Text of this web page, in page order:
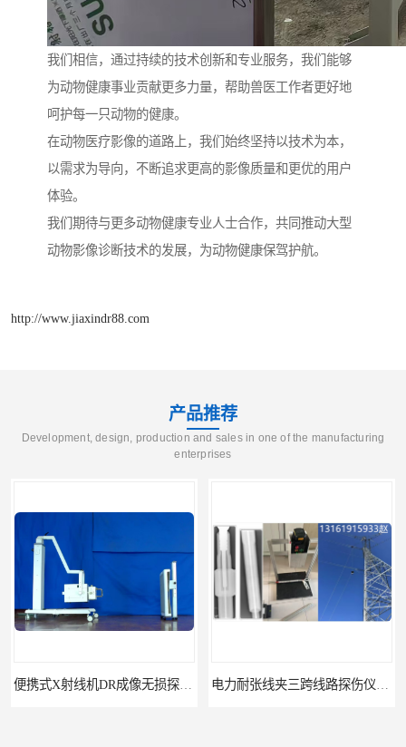
我们相信，通过持续的技术创新和专业服务，我们能够
为动物健康事业贡献更多力量，帮助兽医工作者更好地
呵护每一只动物的健康。
在动物医疗影像的道路上，我们始终坚持以技术为本，
以需求为导向，不断追求更高的影像质量和更优的用户
体验。
我们期待与更多动物健康专业人士合作，共同推动大型
动物影像诊断技术的发展，为动物健康保驾护航。
http://www.jiaxindr88.com
产品推荐
Development, design, production and sales in one of the manufacturing
enterprises